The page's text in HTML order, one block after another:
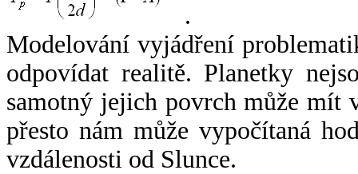
.
Modelování vyjádření
odpovídat realitě. Planetky
samotný jejich povrch může mít
přesto nám může vypočítaná
vzdálenosti od Slunce.